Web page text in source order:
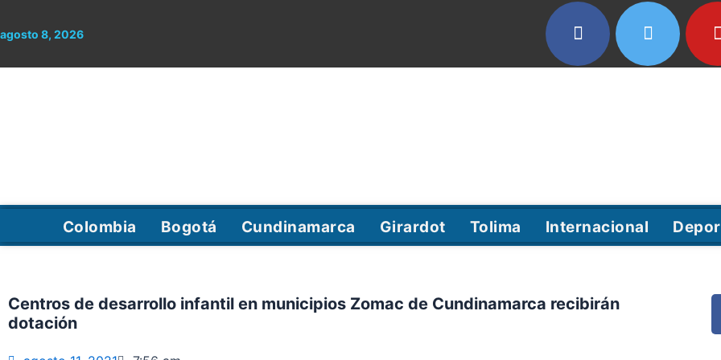
al
agosto 8, 2026
Colombia Bogotá Cundinamarca Girardot Tolima Internacional
Centros de desarrollo infantil en municipios Zomac de Cundinamarca recibirán
dotación